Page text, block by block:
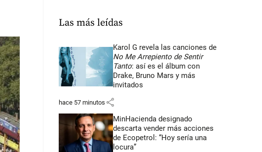
Las más leídas
Karol G revela las canciones de
No Me Arrepiento de Sentir
Tanto: así es el álbum con
Drake, Bruno Mars y más
invitados
hace 57 minutos share
MinHacienda designado
descarta vender más acciones
de Ecopetrol: “Hoy sería una
locura”